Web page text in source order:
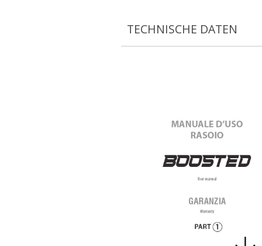
TECHNISCHE DATEN